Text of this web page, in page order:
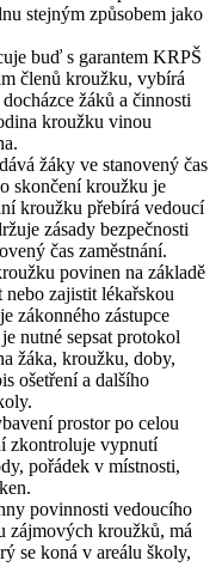
stejným způsobem jako
buď s garantem KRPŠ
členů kroužku, vybírá
žáků a činnosti
kroužku vinou
žáky ve stanovený čas
skončení kroužku je
kroužku přebírá vedoucí
zásady bezpečnosti
čas zaměstnání.
povinen na základě
zajistit lékařskou
zákonného zástupce
nutné sepsat protokol
žáka, kroužku, doby,
ošetření a dalšího
prostor po celou
zkontroluje vypnutí
pořádek v místnosti,
povinnosti vedoucího
zájmových kroužků, má
se koná v areálu školy,